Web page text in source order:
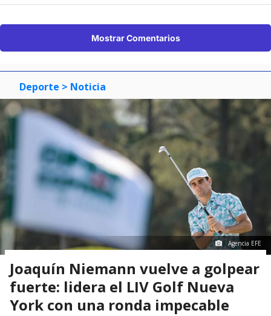
Mostrar Comentarios
Deporte > Noticia
Agencia EFE
Joaquín Niemann vuelve a golpear
fuerte: lidera el LIV Golf Nueva
York con una ronda impecable